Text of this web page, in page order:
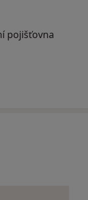
pojišťovna